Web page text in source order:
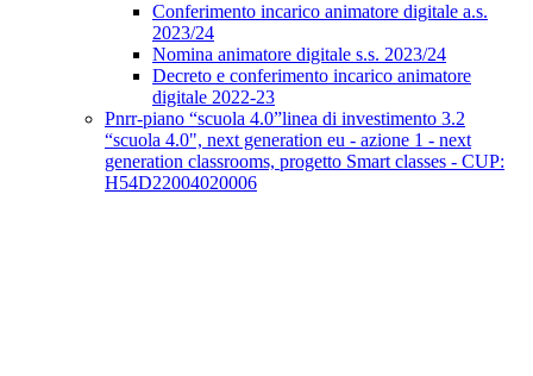
Conferimento incarico animatore digitale a.s.
2023/24
Nomina animatore digitale s.s. 2023/24
Decreto e conferimento incarico animatore
digitale 2022-23
Pnrr-piano “scuola 4.0”linea di investimento 3.2
“scuola 4.0", next generation eu - azione 1 - next
generation classrooms, progetto Smart classes - CUP:
H54D22004020006